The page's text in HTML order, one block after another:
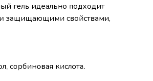
гель идеально подходит
защищающими свойствами,
сорбиновая кислота.